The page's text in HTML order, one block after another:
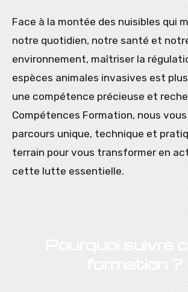
Face à la montée des nuisibles qui
notre quotidien, notre santé et
environnement, maîtriser la
espèces animales invasives est
une compétence précieuse et
Compétences Formation, nous
parcours unique, technique et
terrain pour vous transformer en
cette lutte essentielle.
Pourquoi suivre
formation ?